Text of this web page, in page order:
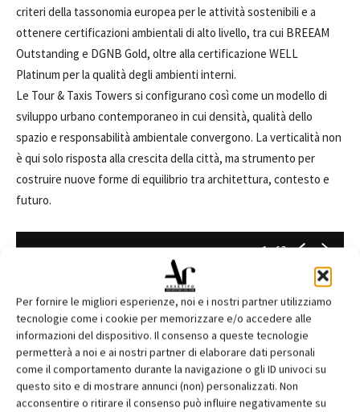
Per fornire le migliori esperienze, noi e i nostri partner utilizziamo
tecnologie come i cookie per memorizzare e/o accedere alle
informazioni del dispositivo. Il consenso a queste tecnologie
permetterà a noi e ai nostri partner di elaborare dati personali
come il comportamento durante la navigazione o gli ID univoci su
questo sito e di mostrare annunci (non) personalizzati. Non
acconsentire o ritirare il consenso può influire negativamente su
criteri della tassonomia europea per le attività sostenibili e a
ottenere certificazioni ambientali di alto livello, tra cui BREEAM
Outstanding e DGNB Gold, oltre alla certificazione WELL
Platinum per la qualità degli ambienti interni.
Le Tour & Taxis Towers si configurano così come un modello di
sviluppo urbano contemporaneo in cui densità, qualità dello
spazio e responsabilità ambientale convergono. La verticalità non
è qui solo risposta alla crescita della città, ma strumento per
costruire nuove forme di equilibrio tra architettura, contesto e
futuro.
1of 3